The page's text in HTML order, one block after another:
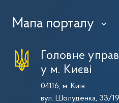
Мапа порталу ›
Головне
у м. Києві
04116, м. Київ
вул. Шолуденка, 33/19